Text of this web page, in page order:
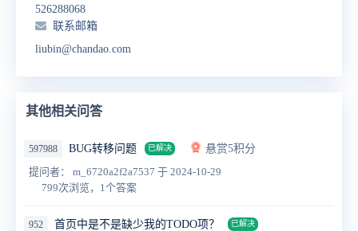
526288068
联系邮箱
liubin@chandao.com
其他相关问答
597988 BUG转移问题 已解决
悬赏5积分
提问者： m_6720a2f2a7537 于 2024-10-29
799次浏览，1个答案
952 首页中是不是缺少我的TODO项？ 已解决